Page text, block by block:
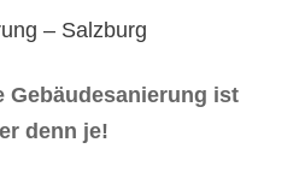
– Salzburg
Gebäudesanierung ist
denn je!